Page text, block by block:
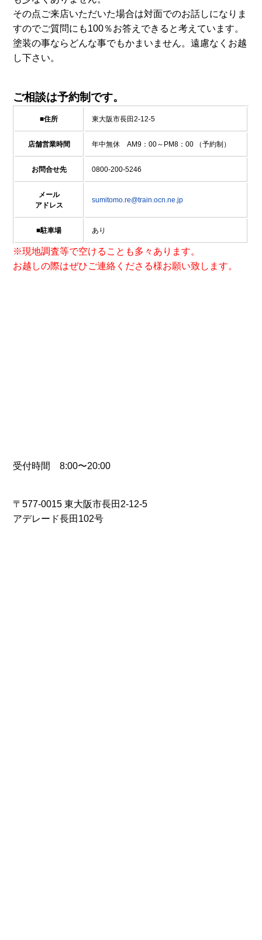
その点ご来店いただいた場合は対面でのお話しになりま
すのでご質問にも100％お答えできると考えています。
塗装の事ならどんな事でもかまいません。遠慮なくお越
し下さい。
ご相談は予約制です。
■住所 東大阪市長田2-12-5
店舗営業時間 年中無休 AM9：00～PM8：00 （予約制）
お問合せ先 0800-200-5246
メール
アドレス
sumitomo.re@train.ocn.ne.jp
■駐車場 あり
※現地調査等で空けることも多々あります。
お越しの際はぜひご連絡くださる様お願い致します。
受付時間 8:00〜20:00
〒577-0015 東大阪市長田2-12-5
アデレード長田102号